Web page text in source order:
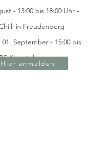
- 13:00 bis 18:00 Uhr -
in Freudenberg
September - 15:00 bis
Kreuztal
Hier anmelden